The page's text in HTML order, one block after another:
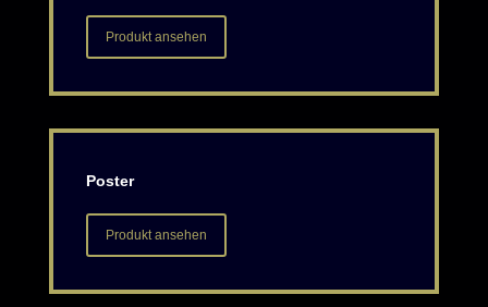
Produkt ansehen
Poster
Produkt ansehen